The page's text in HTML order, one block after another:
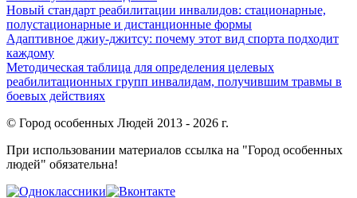
Новый стандарт реабилитации инвалидов: стационарные,
полустационарные и дистанционные формы
Адаптивное джиу-джитсу: почему этот вид спорта подходит
каждому
Методическая таблица для определения целевых
реабилитационных групп инвалидам, получившим травмы в
боевых действиях
© Город особенных Людей 2013 - 2026 г.
При использовании материалов ссылка на "Город особенных
людей" обязательна!